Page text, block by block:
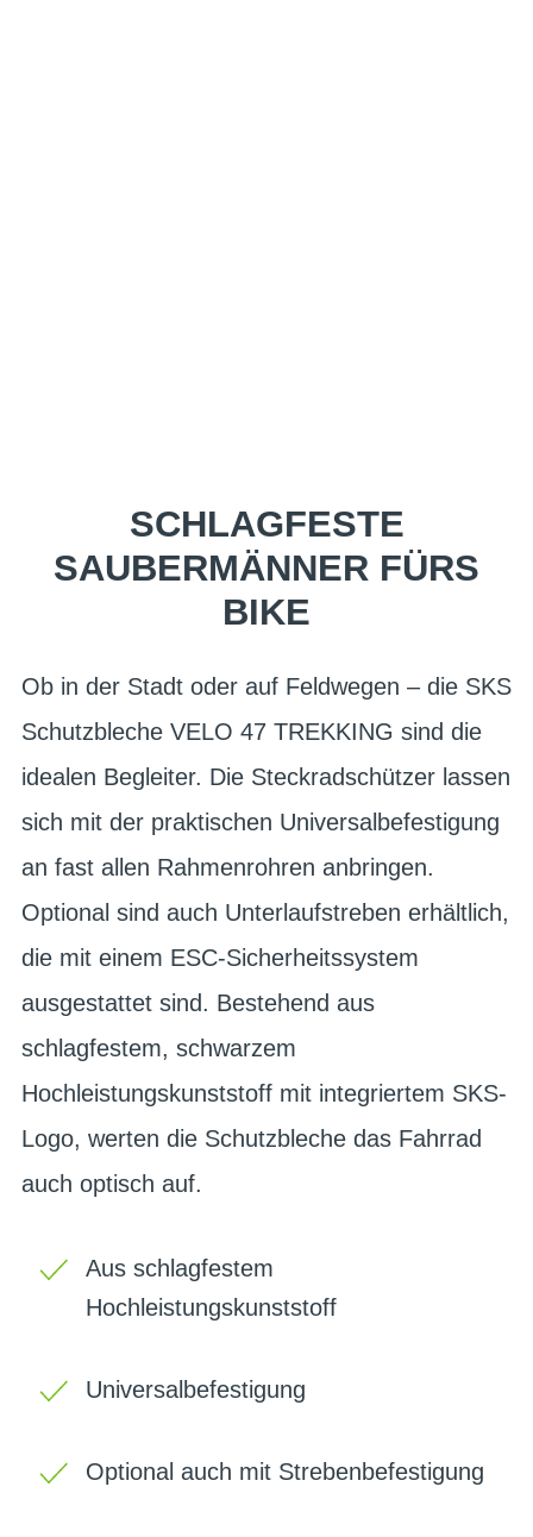
SCHLAGFESTE
SAUBERMÄNNER FÜRS
BIKE
Ob in der Stadt oder auf Feldwegen – die SKS
Schutzbleche VELO 47 TREKKING sind die
idealen Begleiter. Die Steckradschützer lassen
sich mit der praktischen Universalbefestigung
an fast allen Rahmenrohren anbringen.
Optional sind auch Unterlaufstreben erhältlich,
die mit einem ESC-Sicherheitssystem
ausgestattet sind. Bestehend aus
schlagfestem, schwarzem
Hochleistungskunststoff mit integriertem SKS-
Logo, werten die Schutzbleche das Fahrrad
auch optisch auf.
Aus schlagfestem
Hochleistungskunststoff
Universalbefestigung
Optional auch mit Strebenbefestigung